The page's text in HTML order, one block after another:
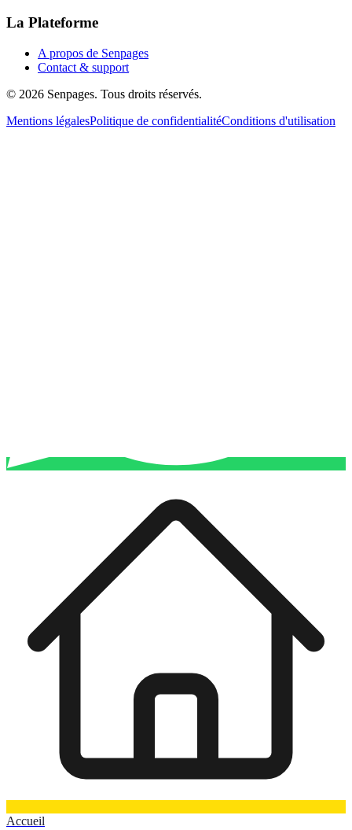
La Plateforme
A propos de Senpages
Contact & support
© 2026 Senpages. Tous droits réservés.
Mentions légalesPolitique de confidentialitéConditions d'utilisation
Accueil